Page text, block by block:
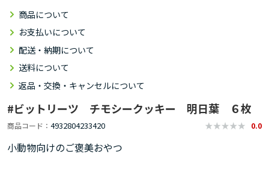
商品について
お支払いについて
配送・納期について
送料について
返品・交換・キャンセルについて
#ビットリーツ チモシークッキー 明日葉 ６枚
商品コード 4932804233420 0.0
小動物向けのご褒美おやつ